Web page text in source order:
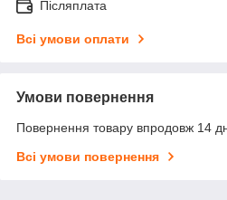
Післяплата
Всі умови оплати
Умови повернення
Повернення товару впродовж 14
Всі умови повернення